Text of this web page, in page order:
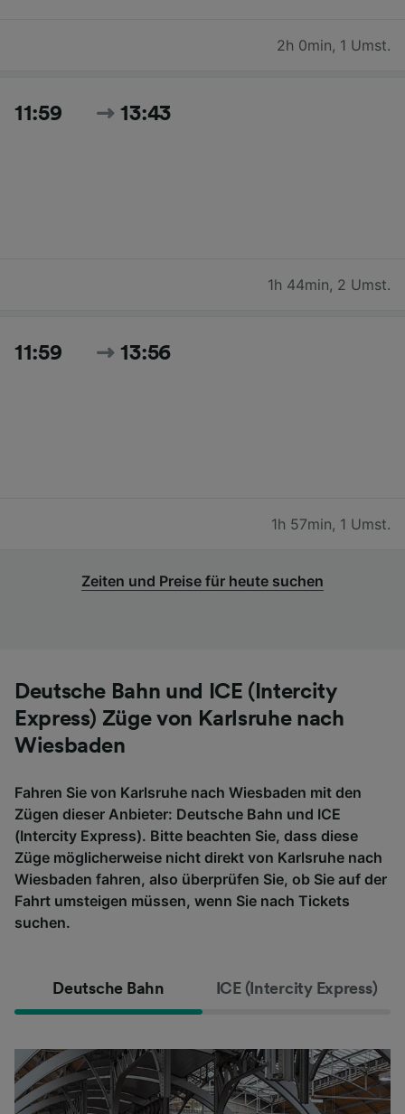
2h 0min, 1 Umst.
11:59 13:43
1h 44min, 2 Umst.
11:59 13:56
1h 57min, 1 Umst.
Zeiten und Preise für heute suchen
Deutsche Bahn und ICE (Intercity
Express) Züge von Karlsruhe nach
Wiesbaden
Fahren Sie von Karlsruhe nach Wiesbaden mit den
Zügen dieser Anbieter: Deutsche Bahn und ICE
(Intercity Express). Bitte beachten Sie, dass diese
Züge möglicherweise nicht direkt von Karlsruhe nach
Wiesbaden fahren, also überprüfen Sie, ob Sie auf der
Fahrt umsteigen müssen, wenn Sie nach Tickets
suchen.
Deutsche Bahn ICE (Intercity Express)